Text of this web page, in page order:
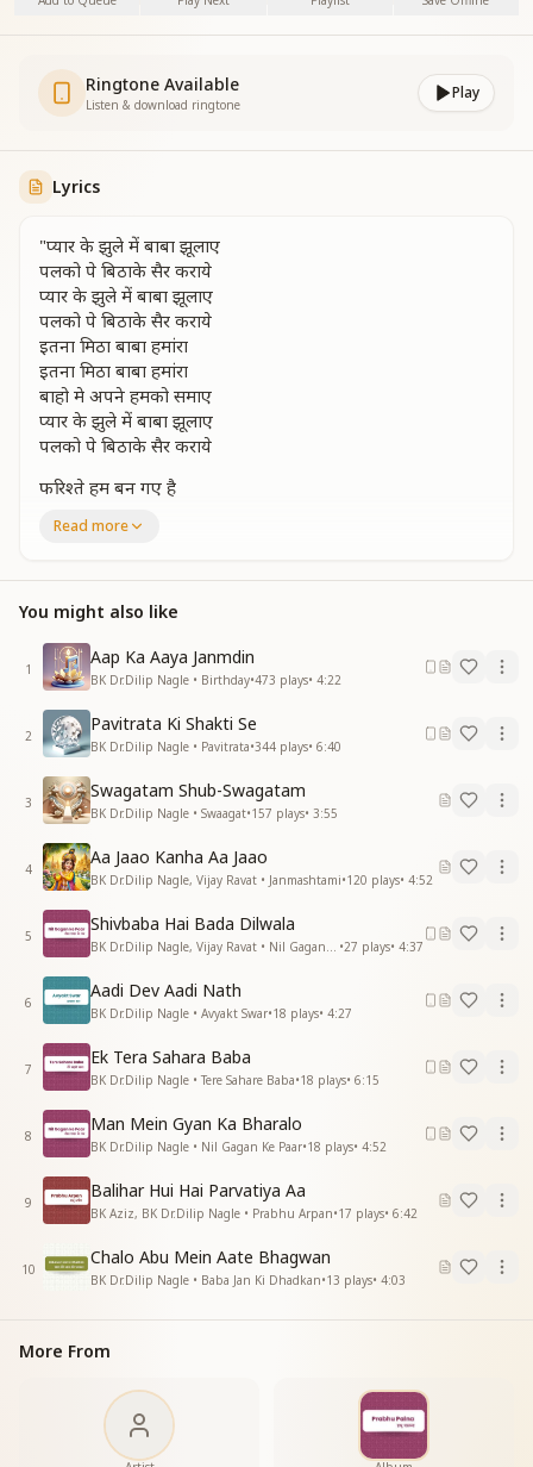
Ringtone Available
Listen & download ringtone
Play
Lyrics
"प्यार के झुले में बाबा झूलाए
पलको पे बिठाके सैर कराये
प्यार के झुले में बाबा झूलाए
पलको पे बिठाके सैर कराये
इतना मिठा बाबा हमांरा
इतना मिठा बाबा हमांरा
बाहो मे अपने हमको समाए
प्यार के झुले में बाबा झूलाए
पलको पे बिठाके सैर कराये
फरिश्ते हम बन गए है
ये वो नगरी है प्यारी
मिलन मनाए प्यारे बाबा से शक्तियों से भर जाए आनंद में डूब जाए
प्यार के झुले में बाबा झूलाए
पलको पे बिठाके सैर कराये
संगम का दिव्य नजारा बाबा का प्यारा इशारा
सबसे है न्यारा प्यारा संसार बाबा हमारा
दिल में समाए हम बच्चों को
एहसास सुख का कराए
अपना हमको बनाए
प्यार के झुले में बाबा झूलाए
पलको पे बिठाके सैर कराये
इतना मिठा बाबा हमांरा
इतना मिठा बाबा हमांरा
बाहो मे अपने हमको समाए
प्यार के झुले में बाबा झूलाए
पलको पे बिठाके सैर कराये
प्यार के झुले में बाबा झूलाए
पलको पे बिठाके सैर कराये
Read more
You might also like
1
Aap Ka Aaya Janmdin
BK Dr.Dilip Nagle • Birthday•473 plays• 4:22
2
Pavitrata Ki Shakti Se
BK Dr.Dilip Nagle • Pavitrata•344 plays• 6:40
3
Swagatam Shub-Swagatam
BK Dr.Dilip Nagle • Swaagat•157 plays• 3:55
4
Aa Jaao Kanha Aa Jaao
BK Dr.Dilip Nagle, Vijay Ravat • Janmashtami•120 plays• 4:52
5
Shivbaba Hai Bada Dilwala
•27 plays• 4:37
6
Aadi Dev Aadi Nath
BK Dr.Dilip Nagle • Avyakt Swar•18 plays• 4:27
7
Ek Tera Sahara Baba
BK Dr.Dilip Nagle • Tere Sahare Baba•18 plays• 6:15
8
Man Mein Gyan Ka Bharalo
BK Dr.Dilip Nagle • Nil Gagan Ke Paar•18 plays• 4:52
9
Balihar Hui Hai Parvatiya Aa
BK Aziz, BK Dr.Dilip Nagle • Prabhu Arpan•17 plays• 6:42
10
Chalo Abu Mein Aate Bhagwan
BK Dr.Dilip Nagle • Baba Jan Ki Dhadkan•13 plays• 4:03
More From